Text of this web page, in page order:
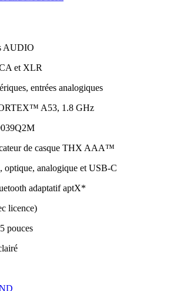
AUDIO
et XLR
entrées analogiques
A53, 1.8 GHz
de casque THX AAA™
analogique et USB-C
adaptatif aptX*
licence)
pouces